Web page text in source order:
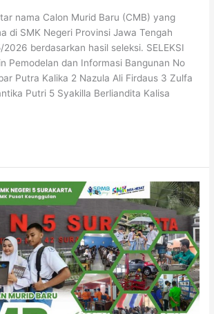
nama Calon Murid Baru (CMB) yang
di SMK Negeri Provinsi Jawa Tengah
berdasarkan hasil seleksi. SELEKSI
Pemodelan dan Informasi Bangunan No
Putra Kalika 2 Nazula Ali Firdaus 3 Zulfa
Putri 5 Syakilla Berliandita Kalisa